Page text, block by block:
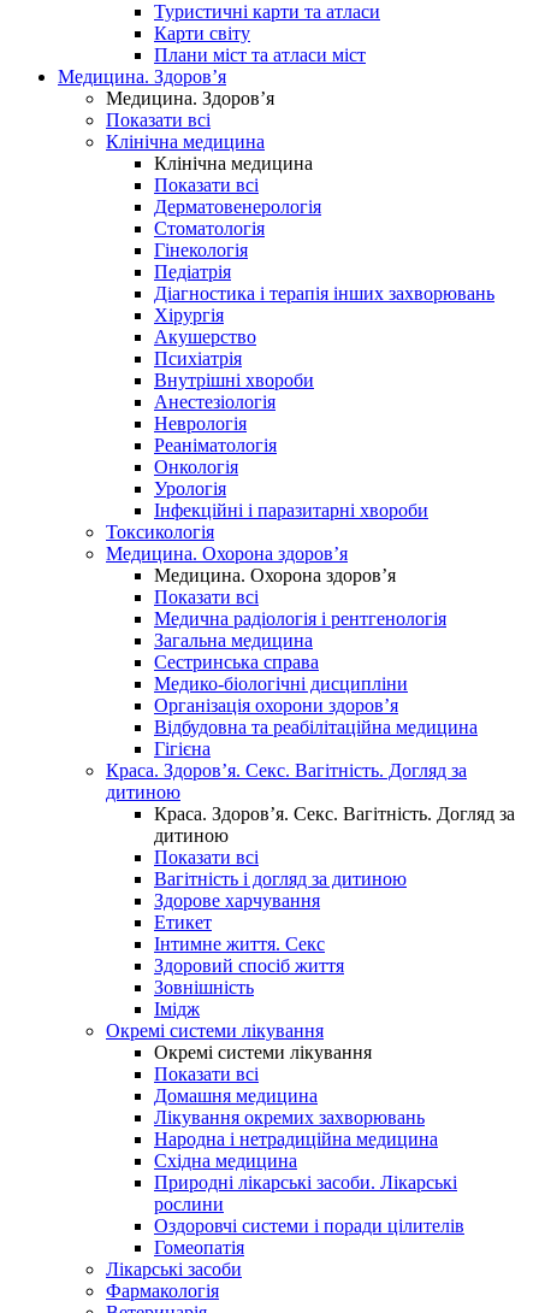
Туристичні карти та атласи
Карти світу
Плани міст та атласи міст
Медицина. Здоров’я
Медицина. Здоров’я
Показати всі
Клінічна медицина
Клінічна медицина
Показати всі
Дерматовенерологія
Стоматологія
Гінекологія
Педіатрія
Діагностика і терапія інших захворювань
Хірургія
Акушерство
Психіатрія
Внутрішні хвороби
Анестезіологія
Неврологія
Реаніматологія
Онкологія
Урологія
Інфекційні і паразитарні хвороби
Токсикологія
Медицина. Охорона здоров’я
Медицина. Охорона здоров’я
Показати всі
Медична радіологія і рентгенологія
Загальна медицина
Сестринська справа
Медико-біологічні дисципліни
Організація охорони здоров’я
Відбудовна та реабілітаційна медицина
Гігієна
Краса. Здоров’я. Секс. Вагітність. Догляд за
дитиною
Краса. Здоров’я. Секс. Вагітність. Догляд за
дитиною
Показати всі
Вагітність і догляд за дитиною
Здорове харчування
Етикет
Інтимне життя. Секс
Здоровий спосіб життя
Зовнішність
Імідж
Окремі системи лікування
Окремі системи лікування
Показати всі
Домашня медицина
Лікування окремих захворювань
Народна і нетрадиційна медицина
Східна медицина
Природні лікарські засоби. Лікарські
рослини
Оздоровчі системи і поради цілителів
Гомеопатія
Лікарські засоби
Фармакологія